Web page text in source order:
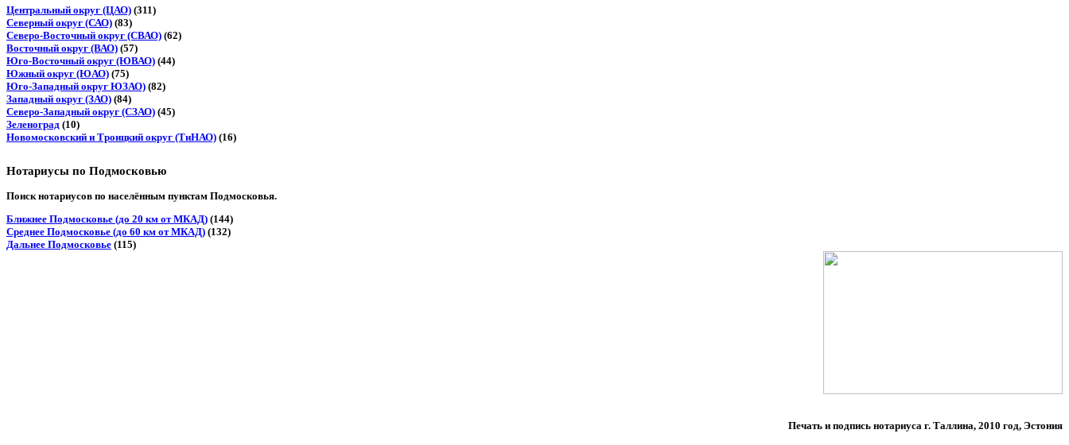
Центральный округ (ЦАО) (311)
Северный округ (САО) (83)
Северо-Восточный округ (СВАО) (62)
Восточный округ (ВАО) (57)
Юго-Восточный округ (ЮВАО) (44)
Южный округ (ЮАО) (75)
Юго-Западный округ ЮЗАО) (82)
Западный округ (ЗАО) (84)
Северо-Западный округ (СЗАО) (45)
Зеленоград (10)
Новомосковский и Троицкий округ (ТиНАО) (16)
Нотариусы по Подмосковью
Поиск нотариусов по населённым пунктам Подмосковья.
Ближнее Подмосковье (до 20 км от МКАД) (144)
Среднее Подмосковье (до 60 км от МКАД) (132)
Дальнее Подмосковье (115)
Печать и подпись нотариуса г. Таллина, 2010 год, Эстония